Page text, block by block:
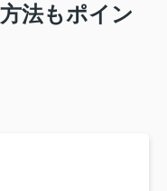
法もポイン